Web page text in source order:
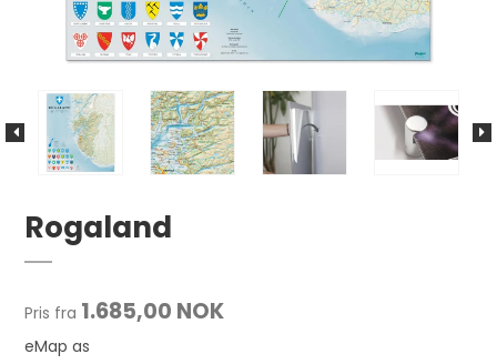
Rogaland
Pris fra 1.685,00 NOK
eMap as